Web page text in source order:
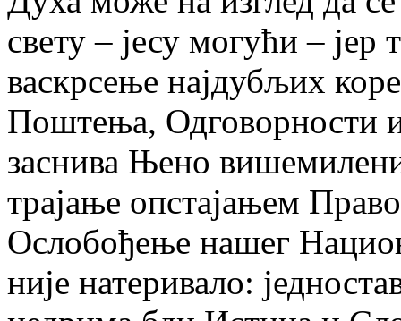
свету – јесу могући – јер
васкрсење најдубљих
Поштења, Одговорности
заснива Њено
трајање опстајањем
Ослобођење нашег
није натеривало: